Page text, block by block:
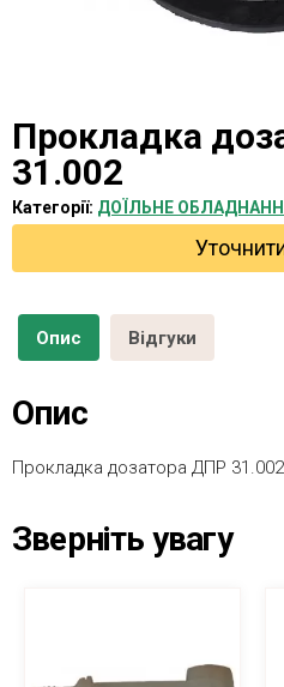
Прокладка
31.002
Категорії: ДОЇЛЬНЕ
Опис Відгуки
Опис
Прокладка дозатора ДПР 31.002
Зверніть увагу